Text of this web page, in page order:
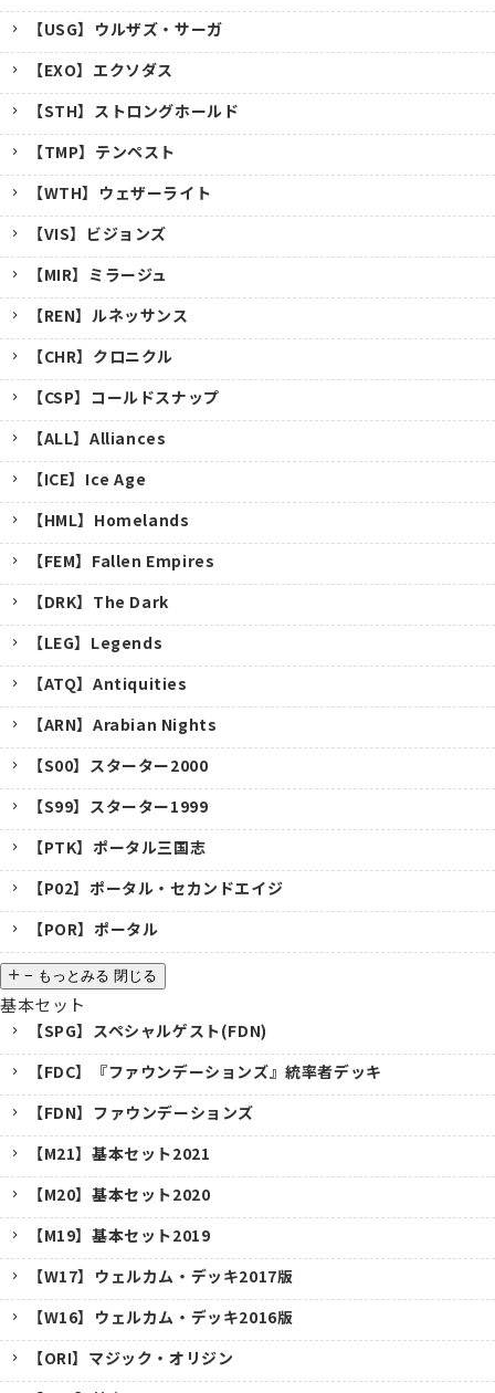
【USG】ウルザズ・サーガ
【EXO】エクソダス
【STH】ストロングホールド
【TMP】テンペスト
【WTH】ウェザーライト
【VIS】ビジョンズ
【MIR】ミラージュ
【REN】ルネッサンス
【CHR】クロニクル
【CSP】コールドスナップ
【ALL】Alliances
【ICE】Ice Age
【HML】Homelands
【FEM】Fallen Empires
【DRK】The Dark
【LEG】Legends
【ATQ】Antiquities
【ARN】Arabian Nights
【S00】スターター2000
【S99】スターター1999
【PTK】ポータル三国志
【P02】ポータル・セカンドエイジ
【POR】ポータル
− もっとみる 閉じる
基本セット
【SPG】スペシャルゲスト(FDN)
【FDC】『ファウンデーションズ』統率者デッキ
【FDN】ファウンデーションズ
【M21】基本セット2021
【M20】基本セット2020
【M19】基本セット2019
【W17】ウェルカム・デッキ2017版
【W16】ウェルカム・デッキ2016版
【ORI】マジック・オリジン